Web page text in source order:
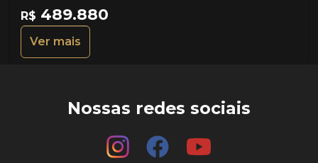
R$ 489.880
Ver mais
Nossas redes sociais